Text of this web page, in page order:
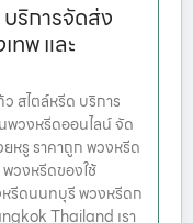
ริการจัดส่ง
ทพ และ
สไตล์หรีด บริการ
พวงหรีดออนไลน์ จัด
หรู ราคาถูก พวงหรีด
วงหรีดของใช้
รีดนนทบุรี พวงหรีดก
Thailand เรา